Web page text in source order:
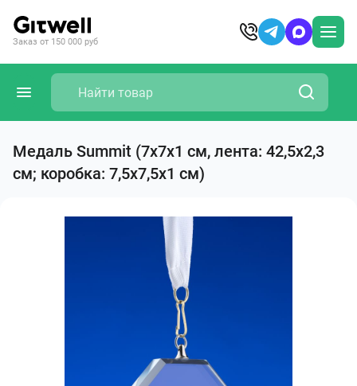
Заказ от 150 000 руб
Медаль Summit (7х7х1 см, лента: 42,5х2,3
см; коробка: 7,5х7,5х1 см)